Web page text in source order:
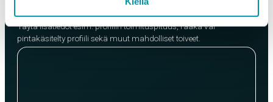
Täytä lisätiedot esim. profiilin toimituspituus, raaka vai
pintakäsitelty profiili sekä muut mahdolliset toiveet.